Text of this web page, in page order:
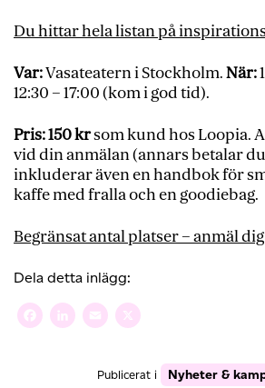
Du hittar hela listan på
Var:Vasateatern i Stockholm.När:
12:30 – 17:00 (kom i god tid).
Pris:150 krsom kund hos Loopia.
vid din anmälan (annars betalar
inkluderar även en handbok för
kaffe med fralla och en goodiebag.
Begränsat antal platser – anmäl
Dela detta inlägg:
Facebook
LinkedIn
Email
Publicerat i Nyheter &